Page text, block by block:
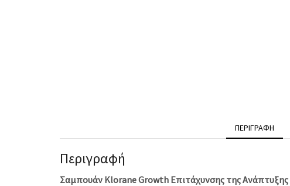
ΠΕΡΙΓΡΑΦΉ
Περιγραφή
Σαμπουάν Klorane Growth Επιτάχυνσης της Ανάπτυξης